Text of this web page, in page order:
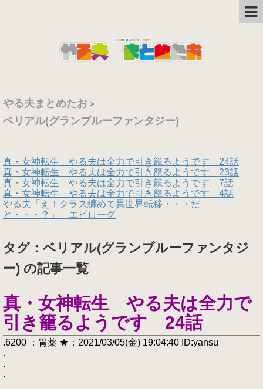
やる夫まとめたお >
ベリアル(グランブルーファンタジー)
真・女神転生 やる夫は全力で引き籠るようです 24話
真・女神転生 やる夫は全力で引き籠るようです 23話
真・女神転生 やる夫は全力で引き籠るようです 7話
真・女神転生 やる夫は全力で引き籠るようです 4話
やる夫「え！クラス纏めて異世界転移・・・だ
と・・・？」 エピローグ
タグ：ベリアル(グランブルーファンタジ
ー) の記事一覧
真・女神転生 やる夫は全力で
引き籠るようです 24話
.6200 ：胃薬 ★：2021/03/05(金) 19:04:40 ID:yansu
.
.
.